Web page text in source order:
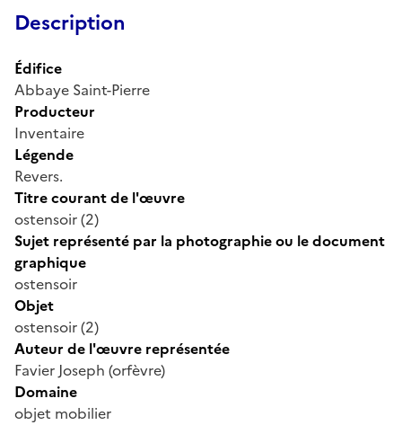
Description
Édifice
Abbaye Saint-Pierre
Producteur
Inventaire
Légende
Revers.
Titre courant de l'œuvre
ostensoir (2)
Sujet représenté par la photographie ou le document
graphique
ostensoir
Objet
ostensoir (2)
Auteur de l'œuvre représentée
Favier Joseph (orfèvre)
Domaine
objet mobilier